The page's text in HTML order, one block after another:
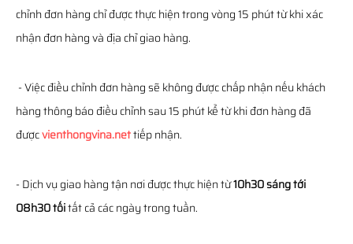
chỉnh đơn hàng chỉ được thực hiện trong vòng 15 phút từ khi xác
nhận đơn hàng và địa chỉ giao hàng.
- Việc điều chỉnh đơn hàng sẽ không được chấp nhận nếu khách
hàng thông báo điều chỉnh sau 15 phút kể từ khi đơn hàng đã
đượcvienthongvina.nettiếp nhận.
- Dịch vụ giao hàng tận nơi được thực hiện từ10h30 sáng tới
08h30 tốitất cả các ngày trong tuần.